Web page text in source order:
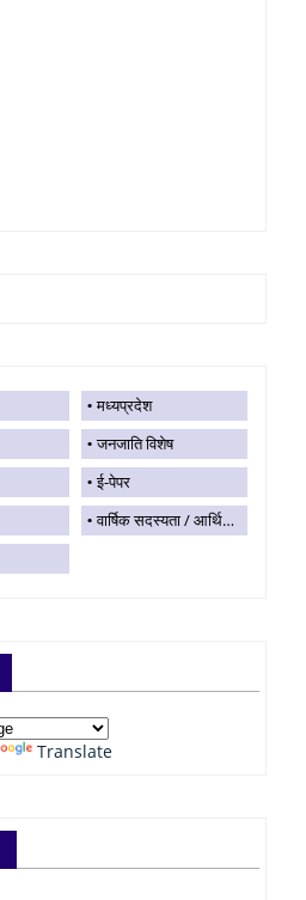
मध्यप्रदेश
जनजाति विशेष
ई-पेपर
वार्षिक सदस्यता / आर्थिक सहयोग
Translate